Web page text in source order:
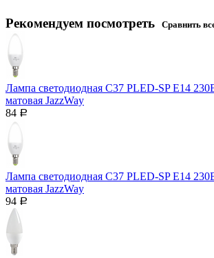
Рекомендуем посмотреть Сравнить
Лампа светодиодная C37 PLED-SP Е14
матовая JazzWay
84 Р
Лампа светодиодная C37 PLED-SP Е14
матовая JazzWay
94 Р